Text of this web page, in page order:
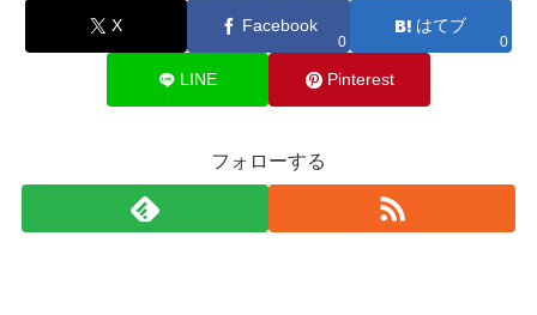
X Facebook
0
はてブ
0
LINE Pinterest
フォローする